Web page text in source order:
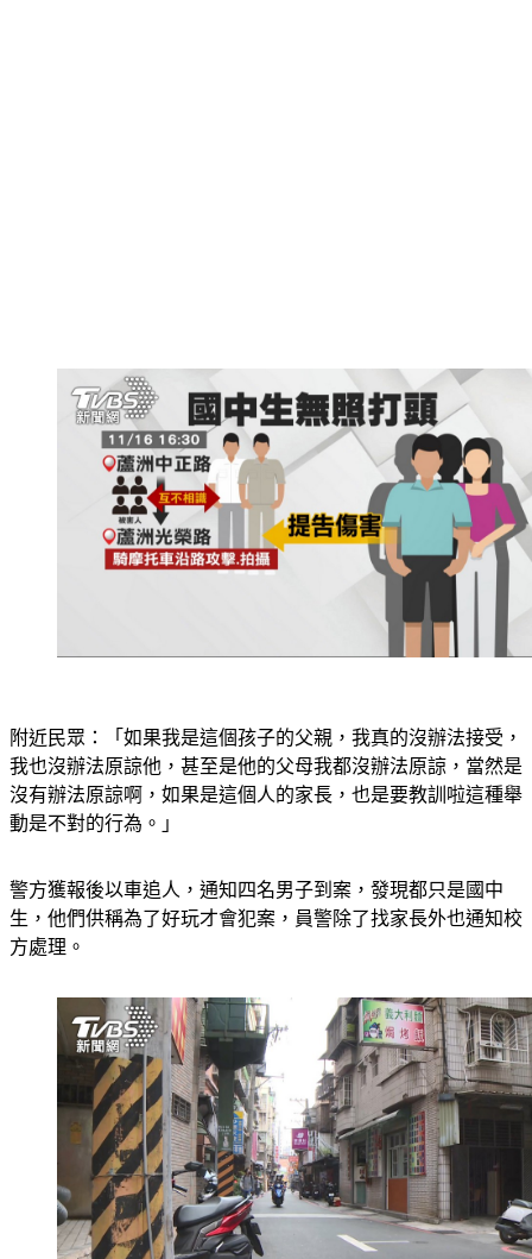
附近民眾：「如果我是這個孩子的父親，我真的沒辦法接受，
我也沒辦法原諒他，甚至是他的父母我都沒辦法原諒，當然是
沒有辦法原諒啊，如果是這個人的家長，也是要教訓啦這種舉
動是不對的行為。」
警方獲報後以車追人，通知四名男子到案，發現都只是國中
生，他們供稱為了好玩才會犯案，員警除了找家長外也通知校
方處理。